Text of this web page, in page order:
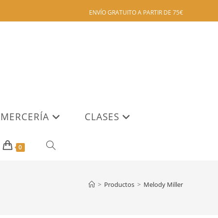
ENVÍO GRATUITO A PARTIR DE 75€
MERCERÍA CLASES
0 ALTERNAR
> Productos > Melody Miller